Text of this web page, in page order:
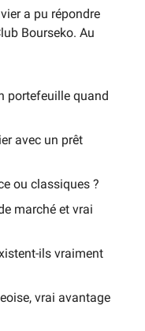
a pu répondre
Bourseko. Au
portefeuille quand
avec un prêt
ou classiques ?
marché et vrai
ils vraiment
vrai avantage